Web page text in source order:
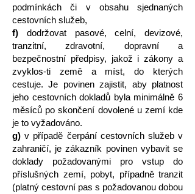
podmínkách či v obsahu sjednaných
cestovních služeb,
f) dodržovat pasové, celní, devizové,
tranzitní, zdravotní, dopravní a
bezpečnostní předpisy, jakož i zákony a
zvyklos-ti země a míst, do kterých
cestuje. Je povinen zajistit, aby platnost
jeho cestovních dokladů byla minimálně 6
měsíců po skončení dovolené u zemí kde
je to vyžadováno.
g) v případě čerpání cestovních služeb v
zahraničí, je zákazník povinen vybavit se
doklady požadovanými pro vstup do
příslušných zemí, pobyt, případně tranzit
(platný cestovní pas s požadovanou dobou